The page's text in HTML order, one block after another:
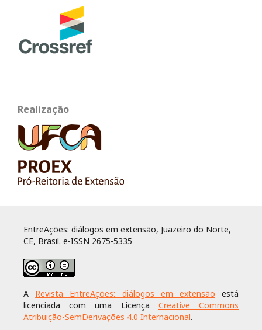
Realização
EntreAções: diálogos em extensão, Juazeiro do Norte,
CE, Brasil. e-ISSN 2675-5335
A Revista EntreAções: diálogos em extensão está
licenciada com uma Licença Creative Commons
Atribuição-SemDerivações 4.0 Internacional.